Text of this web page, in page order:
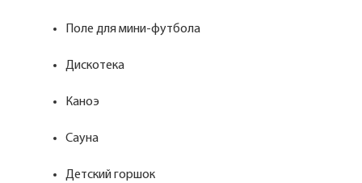
Поле для мини-футбола
Дискотека
Каноэ
Сауна
Детский горшок